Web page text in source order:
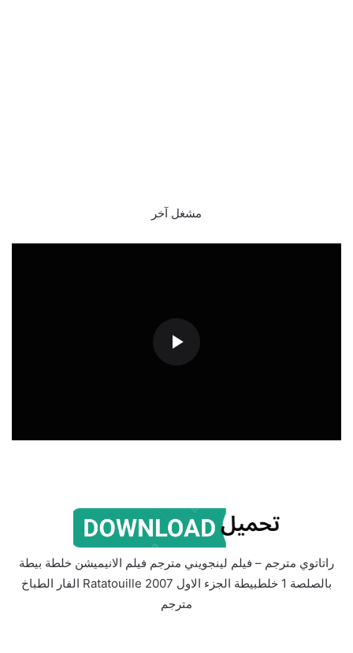
مشغل آخر
راتاتوي مترجم – فيلم لينجويني مترجم فيلم الانيميشن خلطة بيطة
بالصلصة 1 خلطبيطة الجزء الاول Ratatouille 2007 الفار الطباخ
مترجم